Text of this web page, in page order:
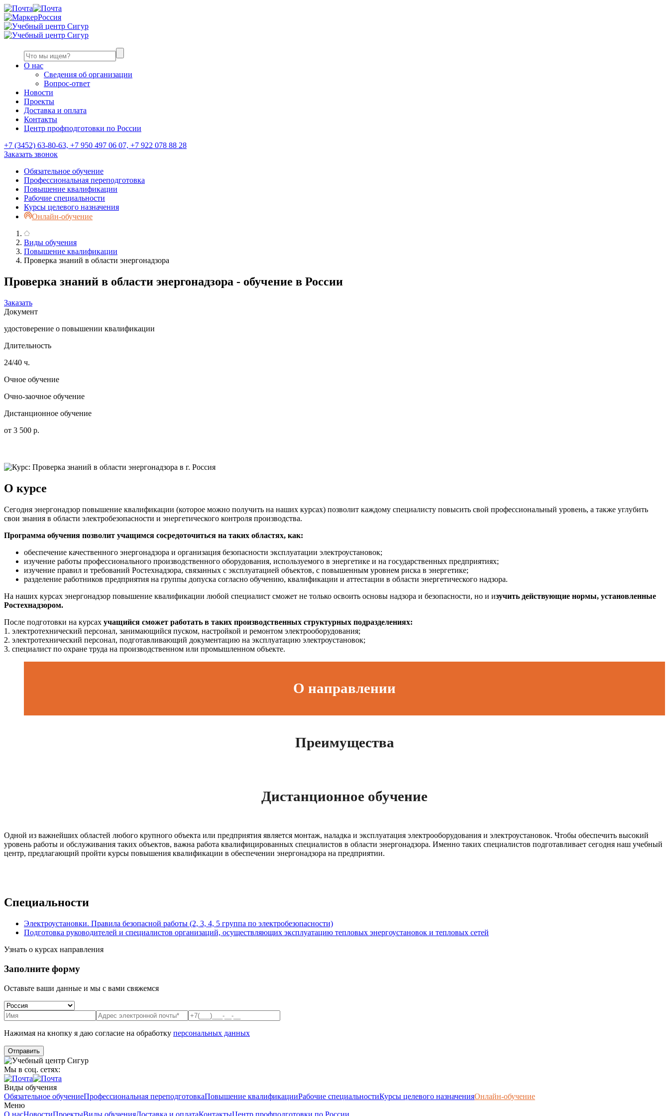
Россия
О нас
Сведения об организации
Вопрос-ответ
Новости
Проекты
Доставка и оплата
Контакты
Центр профподготовки по России
+7 (3452) 63-80-63, +7 950 497 06 07, +7 922 078 88 28
Заказать звонок
Обязательное обучение
Профессиональная переподготовка
Повышение квалификации
Рабочие специальности
Курсы целевого назначения
Онлайн-обучение
Виды обучения
Повышение квалификации
Проверка знаний в области энергонадзора
Проверка знаний в области энергонадзора - обучение в России
Заказать
Документ
удостоверение о повышении квалификации
Длительность
24/40 ч.
Очное обучение
Очно-заочное обучение
Дистанционное обучение
от 3 500 р.
О курсе
Сегодня энергонадзор повышение квалификации (которое можно получить на наших курсах) позволит каждому специалисту повысить свой профессиональный уровень, а также углубить
свои знания в области электробезопасности и энергетического контроля производства.
Программа обучения позволит учащимся сосредоточиться на таких областях, как:
обеспечение качественного энергонадзора и организация безопасности эксплуатации электроустановок;
изучение работы профессионального производственного оборудования, используемого в энергетике и на государственных предприятиях;
изучение правил и требований Ростехнадзора, связанных с эксплуатацией объектов, с повышенным уровнем риска в энергетике;
разделение работников предприятия на группы допуска согласно обучению, квалификации и аттестации в области энергетического надзора.
На наших курсах энергонадзор повышение квалификации любой специалист сможет не только освоить основы надзора и безопасности, но и изучить действующие нормы, установленные
Ростехнадзором.
После подготовки на курсах учащийся сможет работать в таких производственных структурных подразделениях:
1. электротехнический персонал, занимающийся пуском, настройкой и ремонтом электрооборудования;
2. электротехнический персонал, подготавливающий документацию на эксплуатацию электроустановок;
3. специалист по охране труда на производственном или промышленном объекте.
О направлении
Преимущества
Дистанционное обучение
Одной из важнейших областей любого крупного объекта или предприятия является монтаж, наладка и эксплуатация электрооборудования и электроустановок. Чтобы обеспечить высокий
уровень работы и обслуживания таких объектов, важна работа квалифицированных специалистов в области энергонадзора. Именно таких специалистов подготавливает сегодня наш учебный
центр, предлагающий пройти курсы повышения квалификации в обеспечении энергонадзора на предприятии.
Специальности
Электроустановки. Правила безопасной работы (2, 3, 4, 5 группа по электробезопасности)
Подготовка руководителей и специалистов организаций, осуществляющих эксплуатацию тепловых энергоустановок и тепловых сетей
Узнать о курсах направления
Заполните форму
Оставьте ваши данные и мы с вами свяжемся
Нажимая на кнопку я даю согласие на обработку персональных данных
Мы в соц. сетях:
Виды обучения
Обязательное обучениеПрофессиональная переподготовкаПовышение квалификацииРабочие специальностиКурсы целевого назначенияОнлайн-обучение
Меню
О насНовостиПроектыВиды обученияДоставка и оплатаКонтактыЦентр профподготовки по России